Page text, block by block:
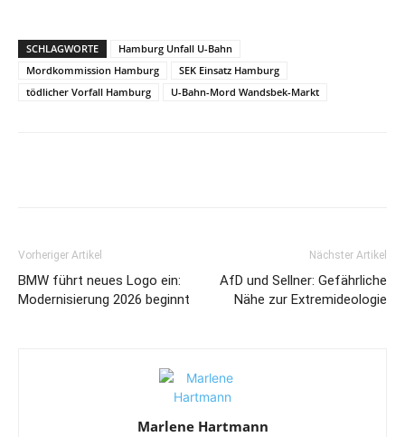
SCHLAGWORTE
Hamburg Unfall U-Bahn
Mordkommission Hamburg
SEK Einsatz Hamburg
tödlicher Vorfall Hamburg
U-Bahn-Mord Wandsbek-Markt
Vorheriger Artikel
BMW führt neues Logo ein:
Modernisierung 2026 beginnt
Nächster Artikel
AfD und Sellner: Gefährliche
Nähe zur Extremideologie
Marlene Hartmann